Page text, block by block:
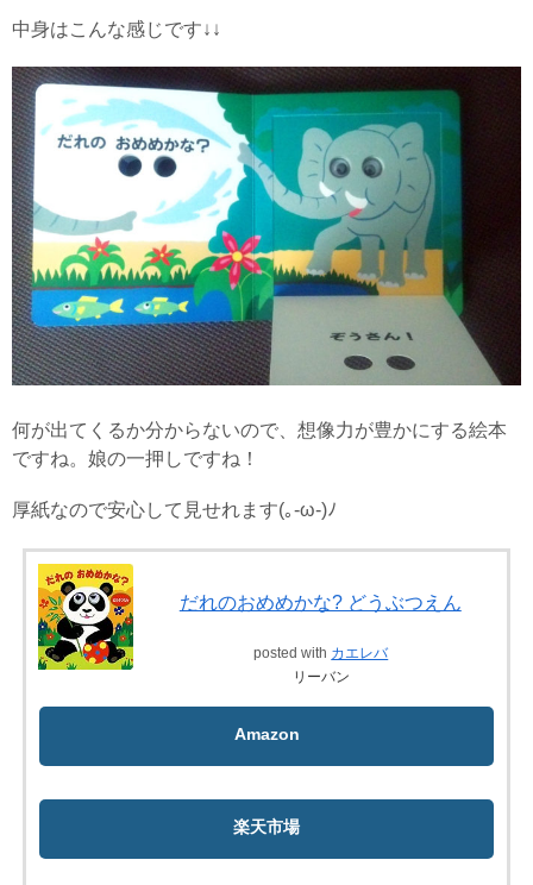
中身はこんな感じです↓↓
何が出てくるか分からないので、想像力が豊かにする絵本
ですね。娘の一押しですね！
厚紙なので安心して見せれます(｡-ω-)ﾉ
だれのおめめかな? どうぶつえん
posted with カエレバ
リーバン
Amazon
楽天市場